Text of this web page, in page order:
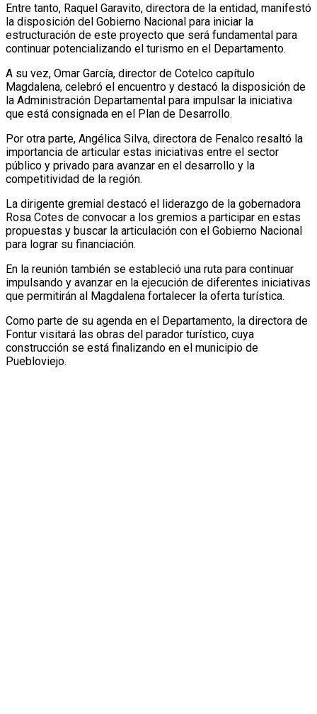
Entre tanto, Raquel Garavito, directora de la entidad, manifestó
la disposición del Gobierno Nacional para iniciar la
estructuración de este proyecto que será fundamental para
continuar potencializando el turismo en el Departamento.
A su vez, Omar García, director de Cotelco capítulo
Magdalena, celebró el encuentro y destacó la disposición de
la Administración Departamental para impulsar la iniciativa
que está consignada en el Plan de Desarrollo.
Por otra parte, Angélica Silva, directora de Fenalco resaltó la
importancia de articular estas iniciativas entre el sector
público y privado para avanzar en el desarrollo y la
competitividad de la región.
La dirigente gremial destacó el liderazgo de la gobernadora
Rosa Cotes de convocar a los gremios a participar en estas
propuestas y buscar la articulación con el Gobierno Nacional
para lograr su financiación.
En la reunión también se estableció una ruta para continuar
impulsando y avanzar en la ejecución de diferentes iniciativas
que permitirán al Magdalena fortalecer la oferta turística.
Como parte de su agenda en el Departamento, la directora de
Fontur visitará las obras del parador turístico, cuya
construcción se está finalizando en el municipio de
Puebloviejo.